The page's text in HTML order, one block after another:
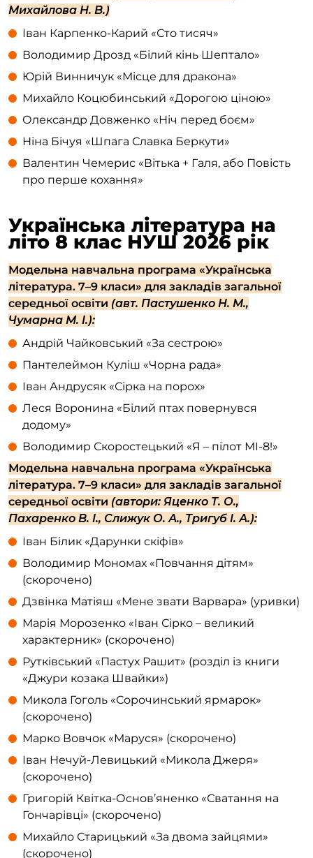
Михайлова Н. В.)
Іван Карпенко-Карий «Сто тисяч»
Володимир Дрозд «Білий кінь Шептало»
Юрій Винничук «Місце для дракона»
Михайло Коцюбинський «Дорогою ціною»
Олександр Довженко «Ніч перед боєм»
Ніна Бічуя «Шпага Славка Беркути»
Валентин Чемерис «Вітька + Галя, або Повість
про перше кохання»
Українська література на
літо 8 клас НУШ 2026 рік
Модельна навчальна програма «Українська
література. 7–9 класи» для закладів загальної
середньої освіти (авт. Пастушенко Н. М.,
Чумарна М. І.):
Андрій Чайковський «За сестрою»
Пантелеймон Куліш «Чорна рада»
Іван Андрусяк «Сірка на порох»
Леся Воронина «Білий птах повернувся
додому»
Володимир Скоростецький «Я – пілот МІ-8!»
Модельна навчальна програма «Українська
література. 7–9 класи» для закладів загальної
середньої освіти (автори: Яценко Т. О.,
Пахаренко В. І., Слижук О. А., Тригуб І. А.):
Іван Білик «Дарунки скіфів»
Володимир Мономах «Повчання дітям»
(скорочено)
Дзвінка Матіяш «Мене звати Варвара» (уривки)
Марія Морозенко «Іван Сірко – великий
характерник» (скорочено)
Рутківський «Пастух Рашит» (розділ із книги
«Джури козака Швайки»)
Микола Гоголь «Сорочинський ярмарок»
(скорочено)
Марко Вовчок «Маруся» (скорочено)
Іван Нечуй-Левицький «Микола Джеря»
(скорочено)
Григорій Квітка-Основ’яненко «Сватання на
Гончарівці» (скорочено)
Михайло Старицький «За двома зайцями»
(скорочено)